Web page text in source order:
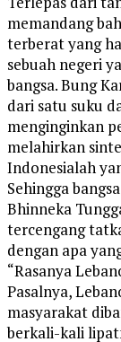
memandang
terberat yang
sebuah negeri
bangsa. Bung
dari satu suku
menginginkan
melahirkan
Indonesialah
Sehingga
Bhinneka
tercengang
dengan apa
“Rasanya
Pasalnya,
masyarakat
berkali-kali